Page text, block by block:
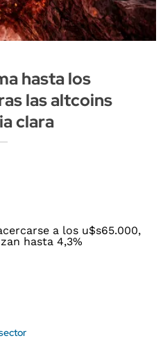
hasta los
las altcoins
clara